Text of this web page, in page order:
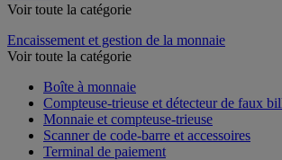
Voir toute la catégorie
Encaissement et gestion de la monnaie
Voir toute la catégorie
Boîte à monnaie
Compteuse-trieuse et détecteur de faux
Monnaie et compteuse-trieuse
Scanner de code-barre et accessoires
Terminal de paiement